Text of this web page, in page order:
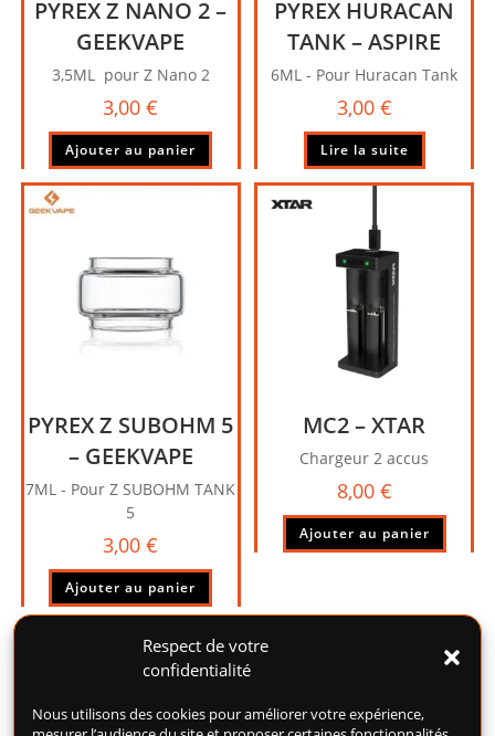
Respect de votre
confidentialité
Nous utilisons des cookies pour améliorer votre expérience,
PYREX Z NANO 2 –
GEEKVAPE
3,5ML pour Z Nano 2
3,00€
Ajouter au panier
PYREX HURACAN
TANK – ASPIRE
6ML - Pour Huracan Tank
3,00 €
Lire la suite
PYREX Z SUBOHM 5
– GEEKVAPE
7ML - Pour Z SUBOHM TANK
5
3,00€
Ajouter au panier
MC2 – XTAR
Chargeur 2 accus
8,00 €
Ajouter au panier